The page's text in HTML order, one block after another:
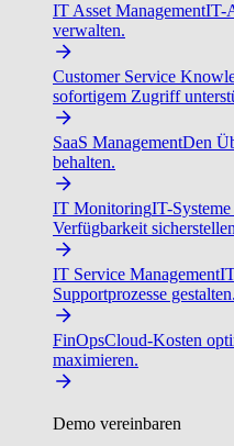
IT Asset ManagementIT-
verwalten.
Customer Service
sofortigem Zugriff
SaaS ManagementDen
behalten.
IT MonitoringIT-
Verfügbarkeit
IT Service Management
Supportprozesse gestalten.
FinOpsCloud-Kosten
maximieren.
Demo vereinbaren